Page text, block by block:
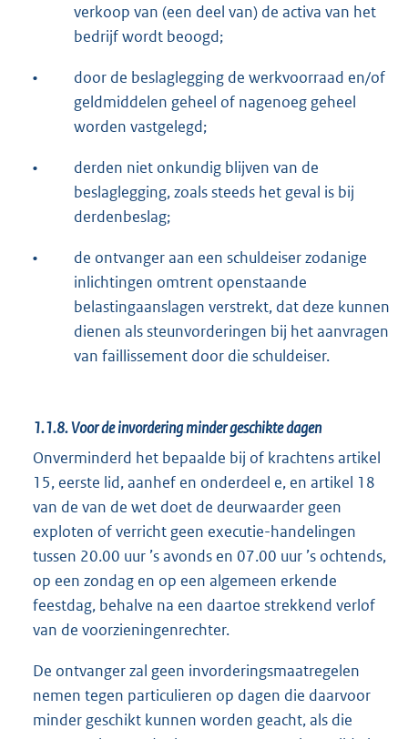
verkoop van (een deel van) de activa van het
bedrijf wordt beoogd;
•
door de beslaglegging de werkvoorraad en/of
geldmiddelen geheel of nagenoeg geheel
worden vastgelegd;
•
derden niet onkundig blijven van de
beslaglegging, zoals steeds het geval is bij
derdenbeslag;
•
de ontvanger aan een schuldeiser zodanige
inlichtingen omtrent openstaande
belastingaanslagen verstrekt, dat deze kunnen
dienen als steunvorderingen bij het aanvragen
van faillissement door die schuldeiser.
1.1.8.Voor de invordering minder geschikte dagen
Onverminderd het bepaalde bij of krachtens artikel
15, eerste lid, aanhef en onderdeel e, en artikel 18
van de van de wet doet de deurwaarder geen
exploten of verricht geen executie-handelingen
tussen 20.00 uur ’s avonds en 07.00 uur ’s ochtends,
op een zondag en op een algemeen erkende
feestdag, behalve na een daartoe strekkend verlof
van de voorzieningenrechter.
De ontvanger zal geen invorderingsmaatregelen
nemen tegen particulieren op dagen die daarvoor
minder geschikt kunnen worden geacht, als die